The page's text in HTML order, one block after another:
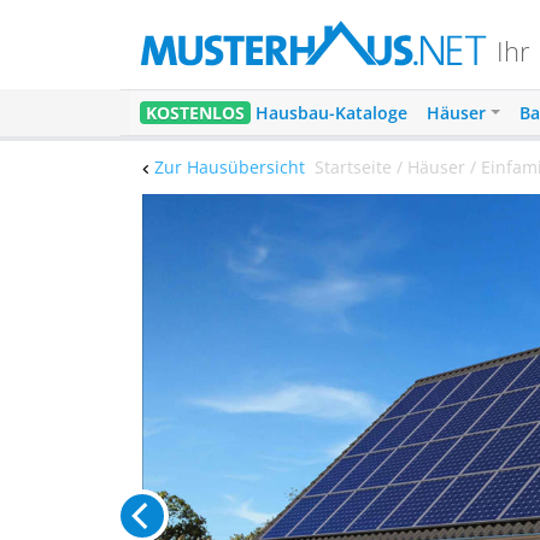
Ihr
KOSTENLOS Hausbau-Kataloge Häuser
Zur Hausübersicht Startseite / Häuser /